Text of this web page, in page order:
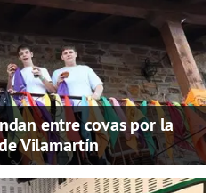
entre covas por la
Vilamartín